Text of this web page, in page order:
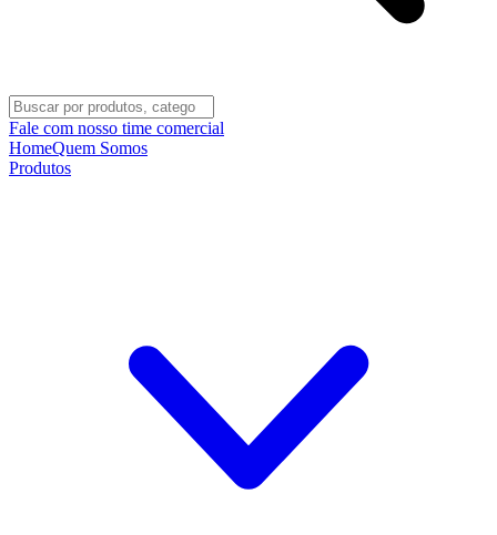
Fale com nosso time comercial
HomeQuem Somos
Produtos